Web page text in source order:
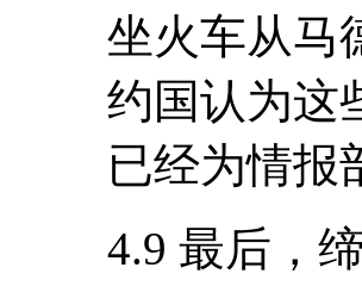
坐火车从马
约国认为这
已经为情报
4.9 最后，